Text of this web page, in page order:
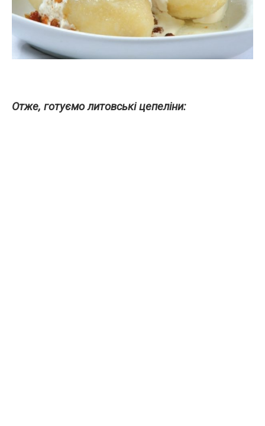
Отже, готуємо литовські цепеліни: